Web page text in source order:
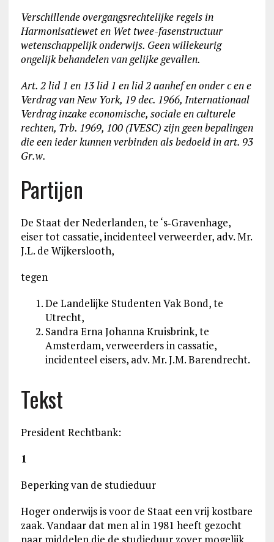
Verschillende overgangsrechtelijke regels in
Harmonisatiewet en Wet twee-fasenstructuur
wetenschappelijk onderwijs. Geen willekeurig
ongelijk behandelen van gelijke gevallen.
Art. 2 lid 1 en 13 lid 1 en lid 2 aanhef en onder c en e
Verdrag van New York, 19 dec. 1966, Internationaal
Verdrag inzake economische, sociale en culturele
rechten, Trb. 1969, 100 (IVESC) zijn geen bepalingen
die een ieder kunnen verbinden als bedoeld in art. 93
Gr.w.
Partijen
De Staat der Nederlanden, te ‘s‑Gravenhage,
eiser tot cassatie, incidenteel verweerder, adv. Mr.
J.L. de Wijkerslooth,
tegen
De Landelijke Studenten Vak Bond, te
Utrecht,
Sandra Erna Johanna Kruisbrink, te
Amsterdam, verweerders in cassatie,
incidenteel eisers, adv. Mr. J.M. Barendrecht.
Tekst
President Rechtbank:
1
Beperking van de studieduur
Hoger onderwijs is voor de Staat een vrij kostbare
zaak. Vandaar dat men al in 1981 heeft gezocht